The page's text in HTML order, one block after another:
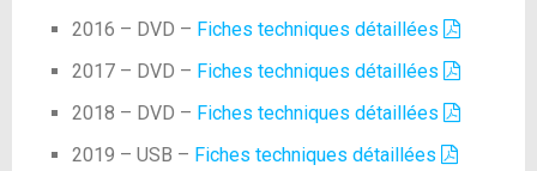
2016 – DVD – Fiches techniques détaillées
2017 – DVD – Fiches techniques détaillées
2018 – DVD – Fiches techniques détaillées
2019 – USB – Fiches techniques détaillées